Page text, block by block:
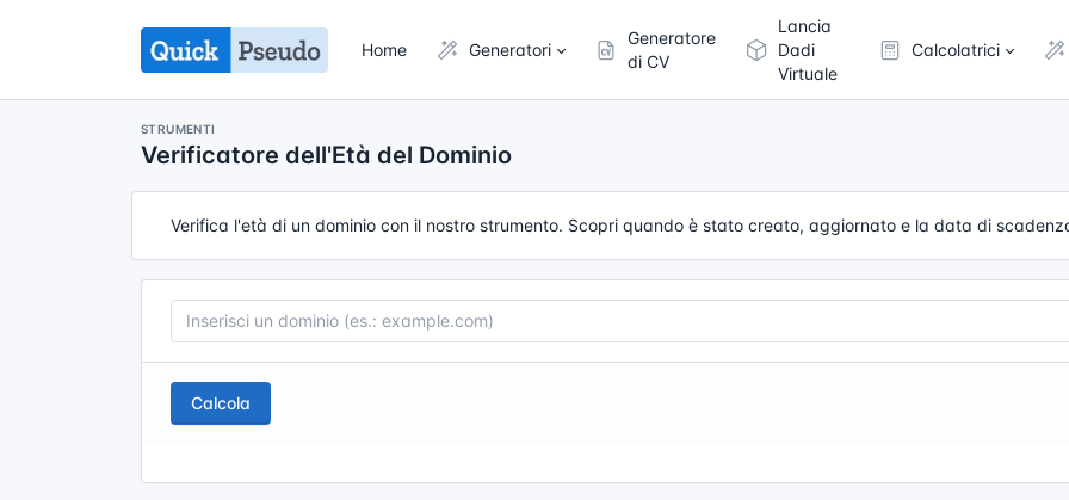
Home Generatori
Generatore
di CV
Lancia
Dadi
Virtuale
Calcolatrici
STRUMENTI
Verificatore dell'Età del Dominio
Verifica l'età di un dominio con il nostro strumento. Scopri quando è stato creato, aggiornato e la data di
Calcola